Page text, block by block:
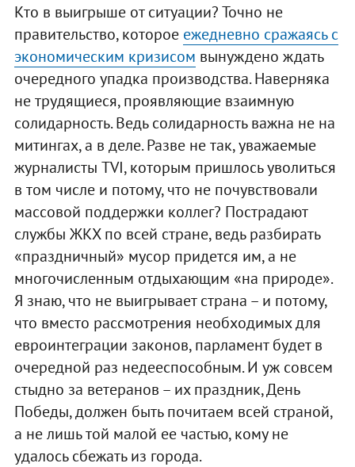
Кто в выигрыше от ситуации? Точно не
правительство, которое ежедневно сражаясь с
экономическим кризисом вынуждено ждать
очередного упадка производства. Наверняка
не трудящиеся, проявляющие взаимную
солидарность. Ведь солидарность важна не на
митингах, а в деле. Разве не так, уважаемые
журналисты TVI, которым пришлось уволиться
в том числе и потому, что не почувствовали
массовой поддержки коллег? Пострадают
службы ЖКХ по всей стране, ведь разбирать
«праздничный» мусор придется им, а не
многочисленным отдыхающим «на природе».
Я знаю, что не выигрывает страна – и потому,
что вместо рассмотрения необходимых для
евроинтеграции законов, парламент будет в
очередной раз недееспособным. И уж совсем
стыдно за ветеранов – их праздник, День
Победы, должен быть почитаем всей страной,
а не лишь той малой ее частью, кому не
удалось сбежать из города.